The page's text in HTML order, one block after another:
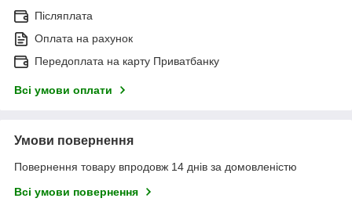
Післяплата
Оплата на рахунок
Передоплата на карту Приватбанку
Всі умови оплати
Умови повернення
Повернення товару впродовж 14 днів за домовленістю
Всі умови повернення